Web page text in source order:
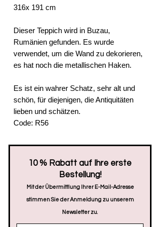
316x 191 cm
Dieser Teppich wird in Buzau,
Rumänien gefunden. Es wurde
verwendet, um die Wand zu dekorieren,
es hat noch die metallischen Haken.
Es ist ein wahrer Schatz, sehr alt und
schön, für diejenigen, die Antiquitäten
lieben und schätzen.
Code: R56
​10 % Rabatt auf Ihre erste
Bestellung!
Mit der Übermittlung Ihrer E-Mail-Adresse
stimmen Sie der Anmeldung zu unserem
Newsletter zu.